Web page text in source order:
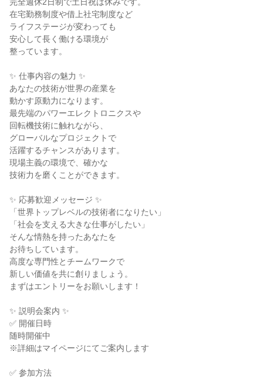
在宅勤務制度や借上社宅制度など
ライフステージが変わっても
安心して長く働ける環境が
整っています。
✨ 仕事内容の魅力 ✨
あなたの技術が世界の産業を
動かす原動力になります。
最先端のパワーエレクトロニクスや
回転機技術に触れながら、
グローバルなプロジェクトで
活躍するチャンスがあります。
現場主義の環境で、確かな
技術力を磨くことができます。
✨ 応募歓迎メッセージ ✨
「世界トップレベルの技術者になりたい」
「社会を支える大きな仕事がしたい」
そんな情熱を持ったあなたを
お待ちしています。
高度な専門性とチームワークで
新しい価値を共に創りましょう。
まずはエントリーをお願いします！
✨ 説明会案内 ✨
✅ 開催日時
随時開催中
※詳細はマイページにてご案内します
✅ 参加方法